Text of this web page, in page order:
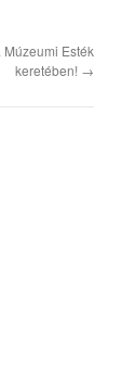
Esték
keretében! →